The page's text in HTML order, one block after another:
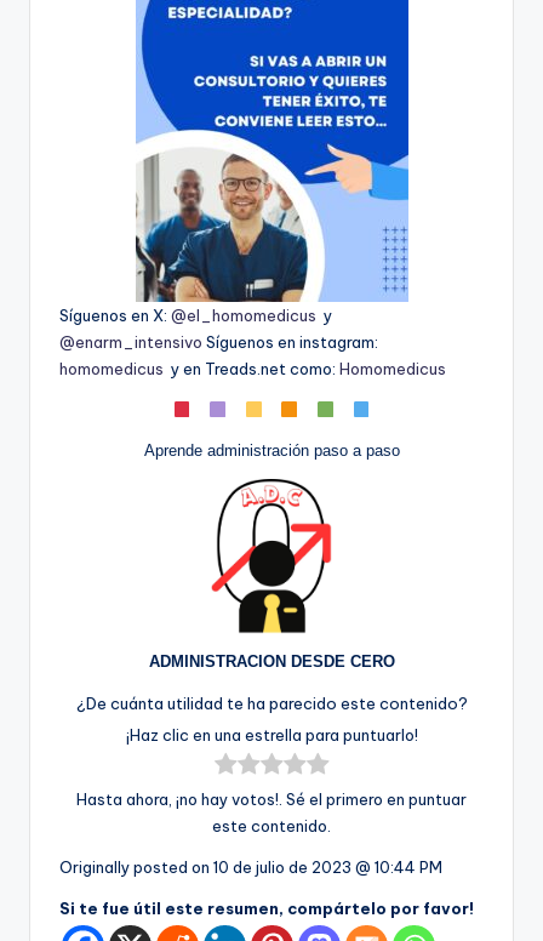
Síguenos en X: @el_homomedicus y
@enarm_intensivo Síguenos en instagram:
homomedicus y en Treads.net como: Homomedicus
Aprende administración paso a paso
ADMINISTRACION DESDE CERO
¿De cuánta utilidad te ha parecido este contenido?
¡Haz clic en una estrella para puntuarlo!
Hasta ahora, ¡no hay votos!. Sé el primero en puntuar
este contenido.
Originally posted on 10 de julio de 2023 @ 10:44 PM
Si te fue útil este resumen, compártelo por favor!